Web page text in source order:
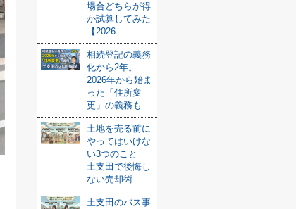
場合どちらが得
か試算してみた
【2026...
相続登記の義務
化から2年。
2026年から始ま
った「住所変
更」の義務も...
土地を売る前に
やってはいけな
い3つのこと｜
土支田で後悔し
ない売却術
土支田のバス事